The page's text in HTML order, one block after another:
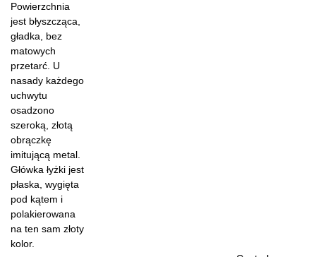
Powierzchnia
jest błyszcząca,
gładka, bez
matowych
przetarć. U
nasady każdego
uchwytu
osadzono
szeroką, złotą
obrączkę
imitującą metal.
Główka łyżki jest
płaska, wygięta
pod kątem i
polakierowana
na ten sam złoty
kolor.